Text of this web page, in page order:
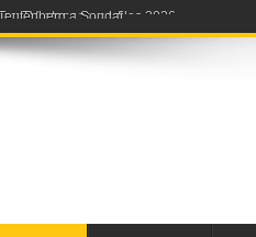
a Soudal